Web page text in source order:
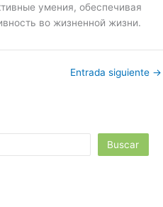
умения, обеспечивая
во жизненной жизни.
Entrada siguiente →
Buscar